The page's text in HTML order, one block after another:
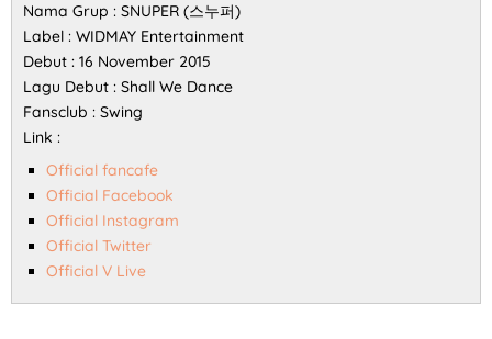
Nama Grup : SNUPER (스누퍼)
Label : WIDMAY Entertainment
Debut : 16 November 2015
Lagu Debut : Shall We Dance
Fansclub : Swing
Link :
Official fancafe
Official Facebook
Official Instagram
Official Twitter
Official V Live